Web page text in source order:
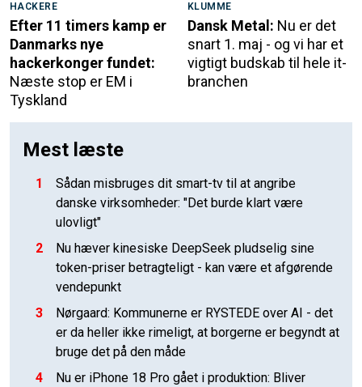
HACKERE
Efter 11 timers kamp er
Danmarks nye
hackerkonger fundet:
Næste stop er EM i
Tyskland
KLUMME
Dansk Metal: Nu er det
snart 1. maj - og vi har et
vigtigt budskab til hele it-
branchen
Mest læste
1
Sådan misbruges dit smart-tv til at angribe
danske virksomheder: "Det burde klart være
ulovligt"
2
Nu hæver kinesiske DeepSeek pludselig sine
token-priser betragteligt - kan være et afgørende
vendepunkt
3
Nørgaard: Kommunerne er RYSTEDE over AI - det
er da heller ikke rimeligt, at borgerne er begyndt at
bruge det på den måde
4
Nu er iPhone 18 Pro gået i produktion: Bliver